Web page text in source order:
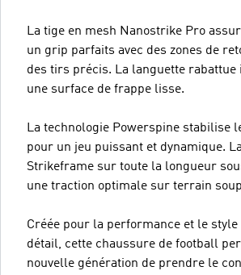
La tige en mesh Nanostrike Pro
un grip parfaits avec des zones de
des tirs précis. La languette rabattue
une surface de frappe lisse.
La technologie Powerspine stabilise
pour un jeu puissant et dynamique.
Strikeframe sur toute la longueur
une traction optimale sur terrain
Créée pour la performance et le style
détail, cette chaussure de football
nouvelle génération de prendre le